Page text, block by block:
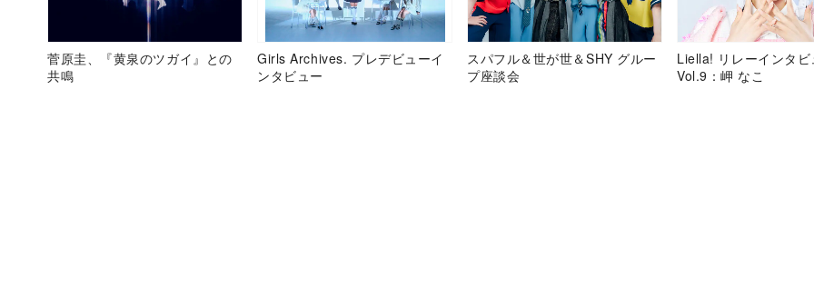
菅原圭、『黄泉のツガイ』との
共鳴
Girls Archives. プレデビューイ
ンタビュー
スパフル＆世が世＆SHY グルー
プ座談会
Liella! リレーインタビ
Vol.9：岬 なこ